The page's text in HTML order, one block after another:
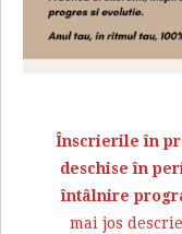
Înscrierile în
deschise în
întâlnire
mai jos